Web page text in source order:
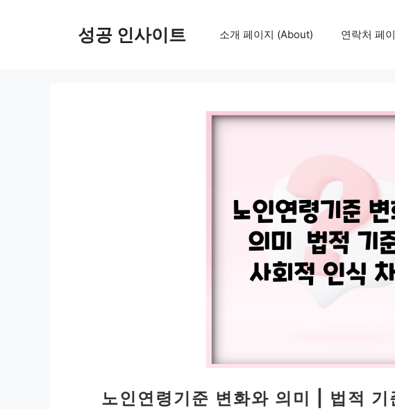
성공 인사이트 소개 페이지 (About) 연락처 페
노인연령기준 변화와 의미 | 법적 기